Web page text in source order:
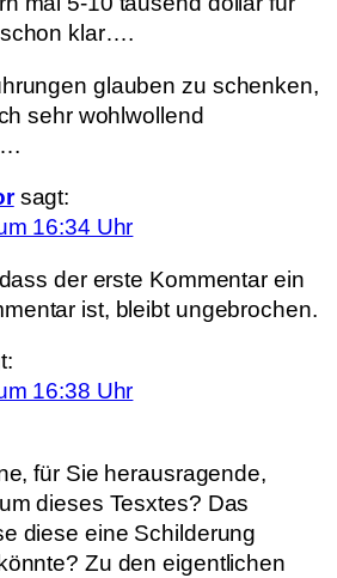
klar….
glauben zu schenken,
sehr wohlwollend
sagt:
16:34 Uhr
der erste Kommentar ein
ist, bleibt ungebrochen.
16:38 Uhr
für Sie herausragende,
dieses Tesxtes? Das
diese eine Schilderung
Zu den eigentlichen